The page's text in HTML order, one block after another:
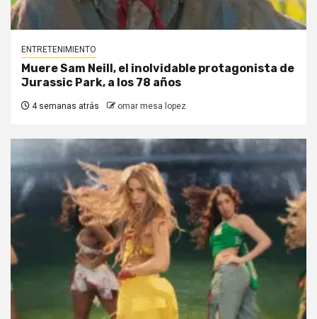
ENTRETENIMIENTO
Muere Sam Neill, el inolvidable protagonista de
Jurassic Park, a los 78 años
4 semanas atrás omar mesa lopez